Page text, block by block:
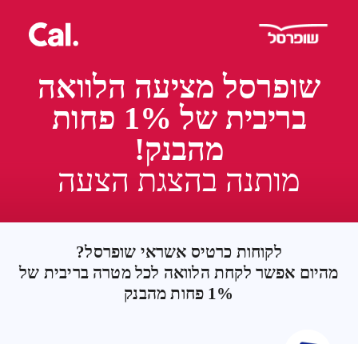
שופרסל מציעה הלוואה
בריבית של 1% פחות
מהבנק!
מותנה בהצגת הצעה
לקוחות כרטיס אשראי שופרסל?
מהיום אפשר לקחת הלוואה לכל מטרה בריבית של
1% פחות מהבנק